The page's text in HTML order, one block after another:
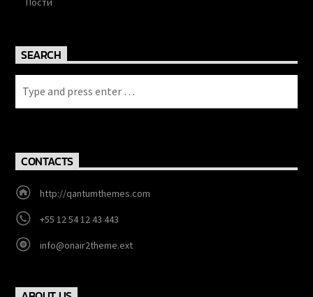
SEARCH
CONTACTS
http://qantumthemes.com
+55 12 54 12 43 443
info@onair2theme.ext